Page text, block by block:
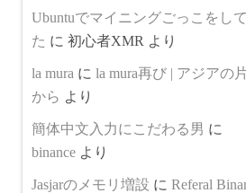
Ubuntuでマイニングごっこをし
た に 初心者XMR より
la mura に la mura再び | アジアの
から より
簡体中文入力にこだわる男 に
binance より
Jasjarのメモリ増設 に Referal